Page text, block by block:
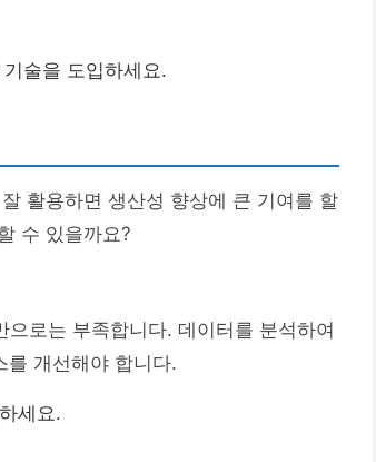
술을 도입하세요.
활용하면 생산성 향상에 큰 기여를 할
수 있을까요?
로는 부족합니다. 데이터를 분석하여
를 개선해야 합니다.
세요.